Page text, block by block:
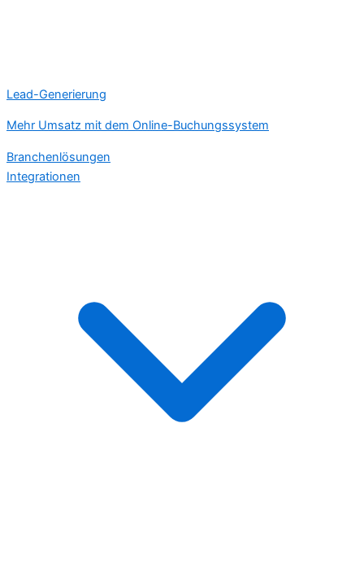
Lead-Generierung
Mehr Umsatz mit dem Online-Buchungssystem
Branchenlösungen
Integrationen